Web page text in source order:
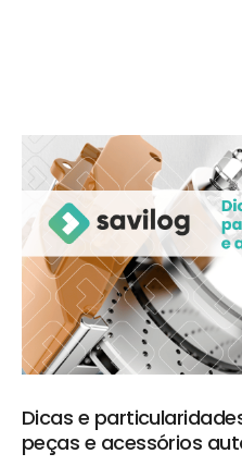
Dicas e
peças e acessórios